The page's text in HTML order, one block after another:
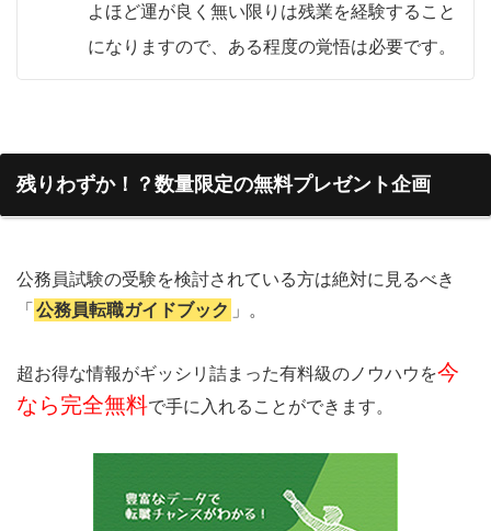
よほど運が良く無い限りは残業を経験すること
になりますので、ある程度の覚悟は必要です。
残りわずか！？数量限定の無料プレゼント企画
公務員試験の受験を検討されている方は絶対に見るべき
「 公務員転職ガイドブック 」。
超お得な情報がギッシリ詰まった有料級のノウハウを今
なら完全無料で手に入れることができます。